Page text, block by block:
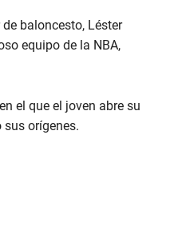
baloncesto, Léster
equipo de la NBA,
el que el joven abre su
orígenes.